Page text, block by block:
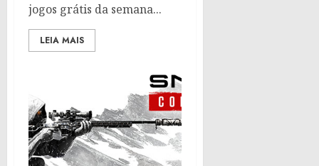
jogos grátis da semana...
LEIA MAIS